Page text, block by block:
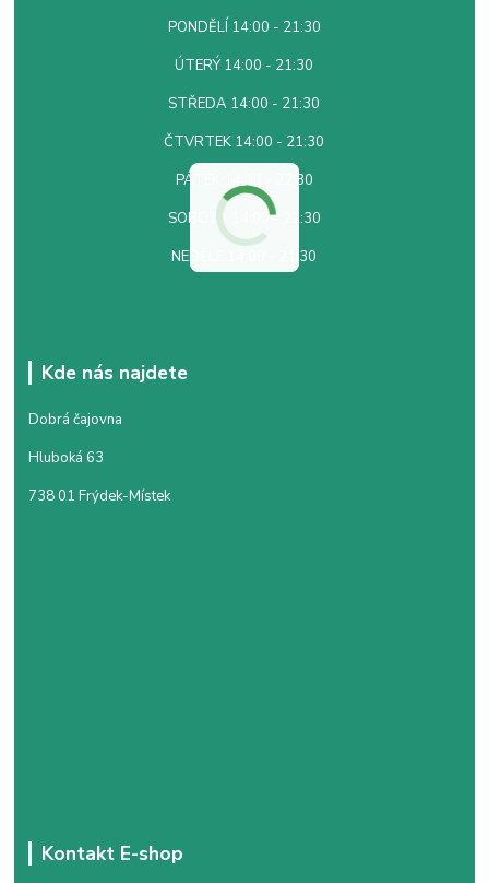
PONDĚLÍ 14:00 - 21:30
ÚTERÝ 14:00 - 21:30
STŘEDA 14:00 - 21:30
ČTVRTEK 14:00 - 21:30
PÁTEK 14:00 - 22:30
SOBOTA 14:00 - 22:30
NEDĚLE 14:00 - 21:30
Kde nás najdete
Dobrá čajovna
Hluboká 63
738 01 Frýdek-Místek
Kontakt E-shop